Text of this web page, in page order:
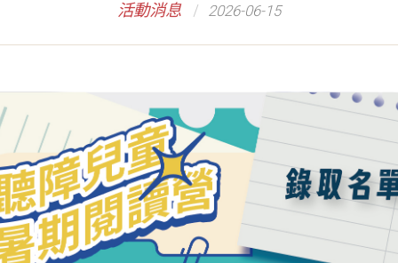
活動消息 2026-06-15